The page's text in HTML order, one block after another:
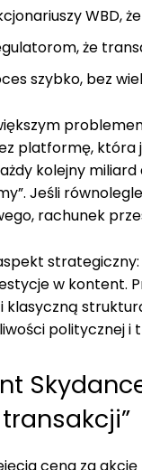
WBD,
że
szybko, bez
platformę, która
kolejny
Jeśli
rachunek
w kontent.
politycznej